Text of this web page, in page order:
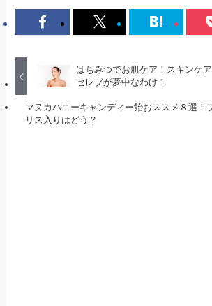
はちみつでお肌ケア！スキンケ
セレブが夢中なわけ！
マヌカハニーキャンディー飴おススメ８選！
リス入りはどう？